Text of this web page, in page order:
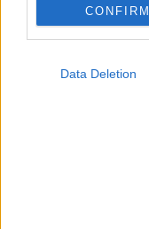
CONFIRM
Data Deletion